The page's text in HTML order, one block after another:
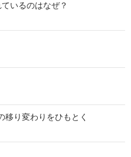
いるのはなぜ？
移り変わりをひもとく